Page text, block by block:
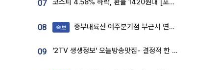
07 코스피 4.58% 하락, 환율 1420원대 [포토]
08 속보 중부내륙선 여주분기점 부근서 연이은 추돌사고 발생
09 '2TV 생생정보' 오늘방송맛집- 결정적 한 수, 3종 메밀면! 메밀 소바 맛집 '의○○○○'